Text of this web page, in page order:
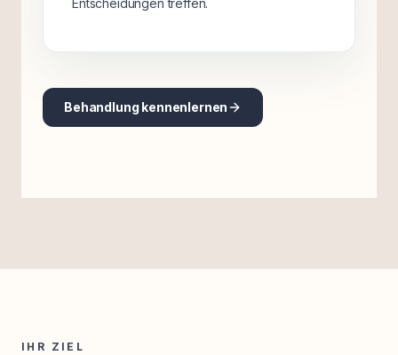
Entscheidungen treffen.
Behandlung kennenlernen
IHR ZIEL